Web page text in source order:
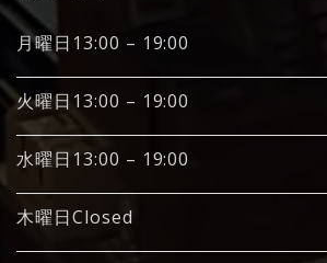
月曜日13:00 – 19:00
火曜日13:00 – 19:00
水曜日13:00 – 19:00
木曜日Closed